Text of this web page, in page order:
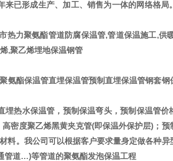
已形成生产、加工、销售为一体的网络格局
热力聚氨酯管道防腐保温管,管道保温施工,供
,聚乙烯埋地保温钢管
氨酯保温管直埋保温管预制直埋保温管钢套钢
热水保温管，预制保温弯头，预制保温管价
密度聚乙烯黑黄夹克管(即保温外保护层)；预
料。我公司可以根据客户要求量身定做各种异
管道…)等管道的聚氨酯发泡保温工程